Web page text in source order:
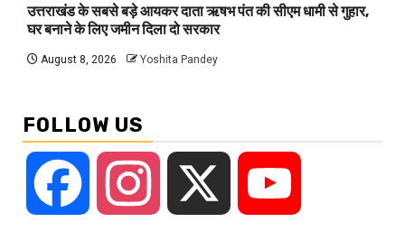
उत्तराखंड के सबसे बड़े आयकर दाता ऋषभ पंत की सीएम धामी से गुहार,
घर बनाने के लिए जमीन दिला दो सरकार
August 8, 2026 Yoshita Pandey
FOLLOW US
Facebook Instagram